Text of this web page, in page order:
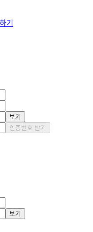
기
보기
인증번호 받기
보기